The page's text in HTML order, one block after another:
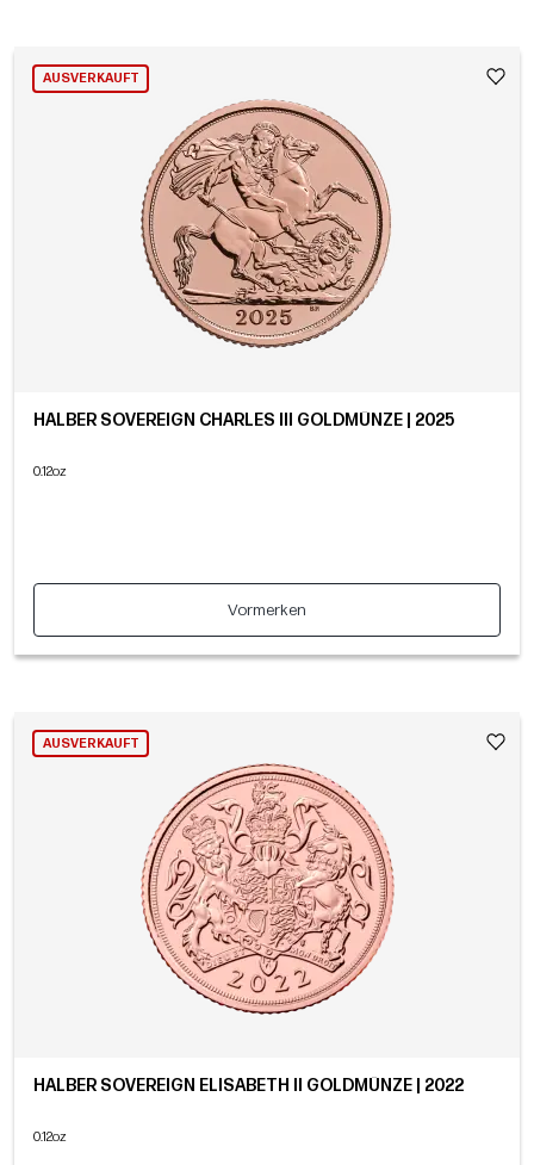
AUSVERKAUFT
HALBER SOVEREIGN CHARLES III GOLDMÜNZE | 2025
0.12oz
Vormerken
AUSVERKAUFT
HALBER SOVEREIGN ELISABETH II GOLDMÜNZE | 2022
0.12oz